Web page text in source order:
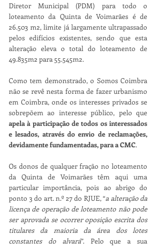
Diretor Municipal (PDM) para todo o
loteamento da Quinta de Voimarães é de
26.503 m2, limite já largamente ultrapassado
pelos edifícios existentes, sendo que esta
alteração eleva o total do loteamento de
49.835m2 para 55.545m2.
Como tem demonstrado, o Somos Coimbra
não se revê nesta forma de fazer urbanismo
em Coimbra, onde os interesses privados se
apela à participação de todos os interessados
e lesados, através do envio de reclamações,
devidamente fundamentadas, para a CMC.
Os donos de qualquer fração no loteamento
da Quinta de Voimarães têm aqui uma
particular importância, pois ao abrigo do
ponto 3 do art. n.º 27 do RJUE, “a alteração da
licença de operação de loteamento não pode
ser aprovada se ocorrer oposição escrita dos
titulares da maioria da área dos lotes
constantes do alvará”. Pelo que a sua